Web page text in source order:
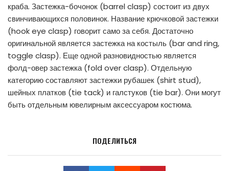
краба. Застежка-бочонок (barrel clasp) состоит из двух
свинчивающихся половинок. Название крючковой застежки
(hook eye clasp) говорит само за себя. Достаточно
оригинальной является застежка на костыль (bar and ring,
toggle clasp). Еще одной разновидностью является
фолд-овер застежка (fold over clasp). Отдельную
категорию составляют застежки рубашек (shirt stud),
шейных платков (tie tack) и галстуков (tie bar). Они могут
быть отдельным ювелирным аксессуаром костюма.
ПОДЕЛИТЬСЯ